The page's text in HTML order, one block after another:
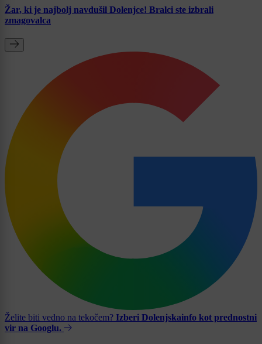
Žar, ki je najbolj navdušil Dolenjce! Bralci ste izbrali
zmagovalca
Želite biti vedno na tekočem? Izberi Dolenjskainfo kot prednostni
vir na Googlu.